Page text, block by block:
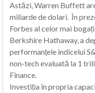
Astăzi, Warren Buffett
miliarde de dolari. În
Forbes al celor mai
Berkshire Hathaway, a
performanțele indicelui
non-tech evaluată la 1
Finance.
Investiția în propria